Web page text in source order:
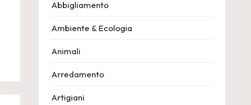
Abbigliamento
Ambiente & Ecologia
Animali
Arredamento
Artigiani